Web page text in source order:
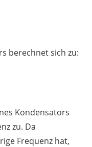
berechnet sich zu:
Kondensators
zu. Da
Frequenz hat,